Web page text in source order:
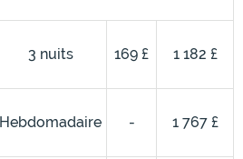
3 nuits 169 £ 1 182 £
Hebdomadaire - 1 767 £